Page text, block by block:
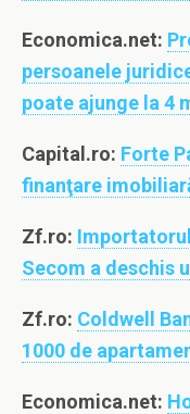
Economica.net:
persoanele
poate ajunge la 4
Capital.ro: Forte
finanţare
Zf.ro:
Secom a deschis
Zf.ro: Coldwell
1000 de
Economica.net: